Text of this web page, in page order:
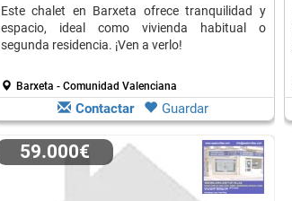
Este chalet en Barxeta ofrece tranquilidad y
espacio, ideal como vivienda habitual o
segunda residencia. ¡Ven a verlo!
Barxeta - Comunidad Valenciana
Contactar Guardar
59.000€